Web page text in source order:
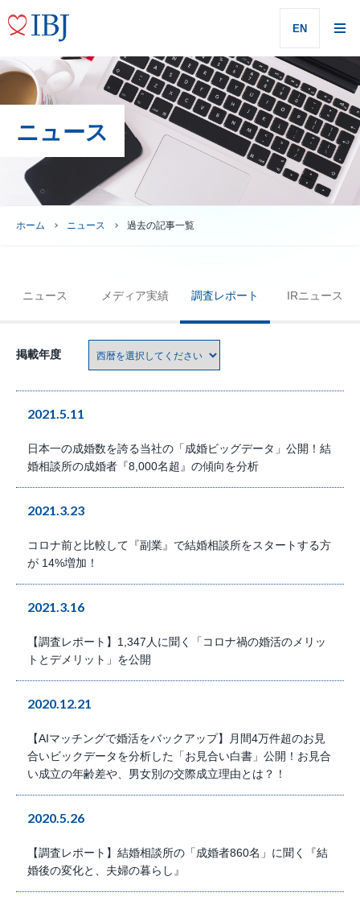
EN
ニュース
ホーム ニュース 過去の記事一覧
ニュース メディア実績 調査レポート IRニュース
掲載年度
2021.5.11
⽇本⼀の成婚数を誇る当社の「成婚ビッグデータ」公開！結
婚相談所の成婚者『8,000名超』の傾向を分析
2021.3.23
コロナ前と比較して『副業』で結婚相談所をスタートする方
が 14%増加！
2021.3.16
【調査レポート】1,347人に聞く「コロナ禍の婚活のメリッ
トとデメリット」を公開
2020.12.21
【AIマッチングで婚活をバックアップ】月間4万件超のお見
合いビックデータを分析した「お見合い白書」公開！お見合
い成立の年齢差や、男女別の交際成立理由とは？！
2020.5.26
【調査レポート】結婚相談所の「成婚者860名」に聞く『結
婚後の変化と、夫婦の暮らし』